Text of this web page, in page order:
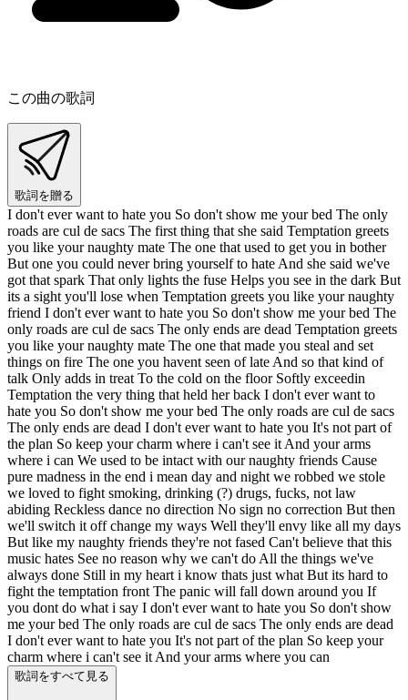
この曲の歌詞
歌詞を贈る
I don't ever want to hate you So don't show me your bed The only
roads are cul de sacs The first thing that she said Temptation greets
you like your naughty mate The one that used to get you in bother
But one you could never bring yourself to hate And she said we've
got that spark That only lights the fuse Helps you see in the dark But
its a sight you'll lose when Temptation greets you like your naughty
friend I don't ever want to hate you So don't show me your bed The
only roads are cul de sacs The only ends are dead Temptation greets
you like your naughty mate The one that made you steal and set
things on fire The one you havent seen of late And so that kind of
talk Only adds in treat To the cold on the floor Softly exceedin
Temptation the very thing that held her back I don't ever want to
hate you So don't show me your bed The only roads are cul de sacs
The only ends are dead I don't ever want to hate you It's not part of
the plan So keep your charm where i can't see it And your arms
where i can We used to be intact with our naughty friends Cause
pure madness in the end i mean day and night we robbed we stole
we loved to fight smoking, drinking (?) drugs, fucks, not law
abiding Reckless dance no direction No sign no correction But then
we'll switch it off change my ways Well they'll envy like all my days
But like my naughty friends they're not fased Can't believe that this
music hates See no reason why we can't do All the things we've
always done Still in my heart i know thats just what But its hard to
fight the temptation front The panic will fall down around you If
you dont do what i say I don't ever want to hate you So don't show
me your bed The only roads are cul de sacs The only ends are dead
I don't ever want to hate you It's not part of the plan So keep your
charm where i can't see it And your arms where you can
歌詞をすべて見る